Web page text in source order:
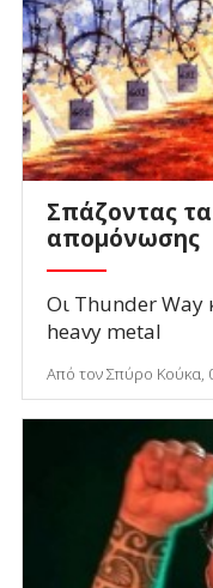
Σπάζοντας
απομόνωσης
Οι Thunder Way
heavy metal
Από τον Σπύρο Κούκα,